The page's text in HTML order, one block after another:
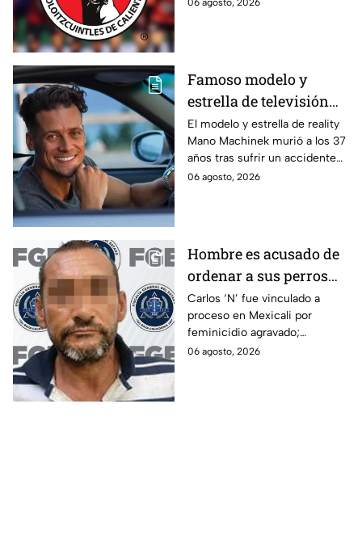
06 agosto, 2026
Famoso modelo y
estrella de televisión
muere tras estrellarse
mientras grababa un
comercial con un auto
de lujo
El modelo y estrella de reality
Mano Machinek murió a los 37
años tras sufrir un accidente
mientras grababa un comercial
06 agosto, 2026
Hombre es acusado de
ordenar a sus perros
atacar a su hermana
con discapacidad
auditiva en Mexicali; lo
procesan por
Carlos ‘N’ fue vinculado a
proceso en Mexicali por
feminicidio agravado;
autoridades señalan un
06 agosto, 2026